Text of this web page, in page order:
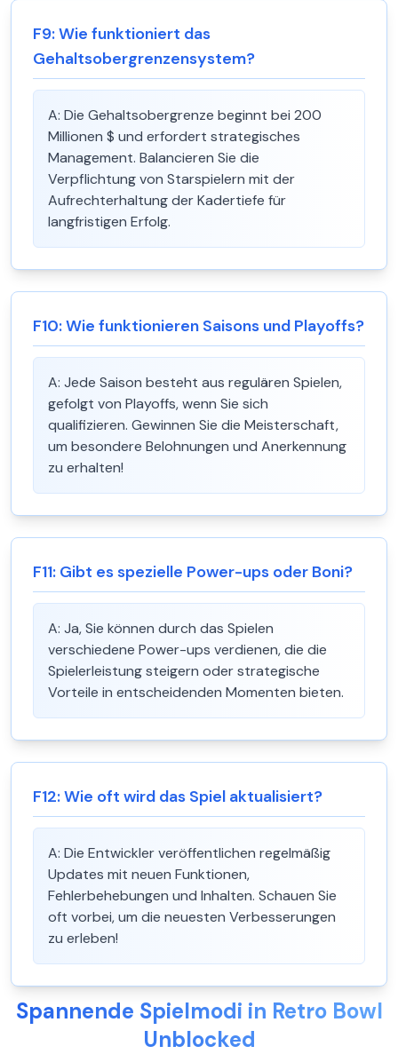
F9:Wie funktioniert das
Gehaltsobergrenzensystem?
A: Die Gehaltsobergrenze beginnt bei 200
Millionen $ und erfordert strategisches
Management. Balancieren Sie die
Verpflichtung von Starspielern mit der
Aufrechterhaltung der Kadertiefe für
langfristigen Erfolg.
F10:Wie funktionieren Saisons und Playoffs?
A: Jede Saison besteht aus regulären Spielen,
gefolgt von Playoffs, wenn Sie sich
qualifizieren. Gewinnen Sie die Meisterschaft,
um besondere Belohnungen und Anerkennung
zu erhalten!
F11: Gibt es spezielle Power-ups oder Boni?
A: Ja, Sie können durch das Spielen
verschiedene Power-ups verdienen, die die
Spielerleistung steigern oder strategische
Vorteile in entscheidenden Momenten bieten.
F12:Wie oft wird das Spiel aktualisiert?
A: Die Entwickler veröffentlichen regelmäßig
Updates mit neuen Funktionen,
Fehlerbehebungen und Inhalten. Schauen Sie
oft vorbei, um die neuesten Verbesserungen
zu erleben!
Spannende Spielmodi in Retro Bowl
Unblocked